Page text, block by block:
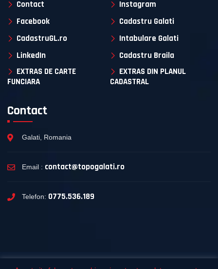
Contact
Instagram
Facebook
Cadastru Galati
CadastruGL.ro
Intabulare Galati
LinkedIn
Cadastru Braila
EXTRAS DE CARTE
FUNCIARA
EXTRAS DIN PLANUL
CADASTRAL
Contact
Galati, Romania
Email : contact@topogalati.ro
Telefon: 0775.536.189